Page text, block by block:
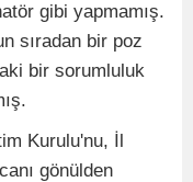
gibi yapmamış.
sıradan bir poz
bir sorumluluk
Kurulu'nu, İl
gönülden